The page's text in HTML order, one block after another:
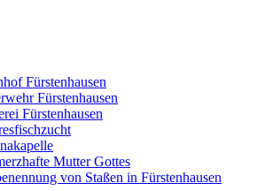
Fürstenhausen
Fürstenhausen
Fürstenhausen
Mutter Gottes
von Staßen in Fürstenhausen